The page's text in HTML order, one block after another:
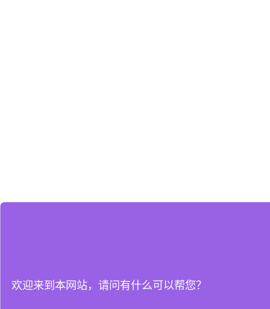
欢迎来到本网站，请问有什么可以帮您？